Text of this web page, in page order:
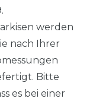
werden
nach Ihrer
Bitte
es bei einer